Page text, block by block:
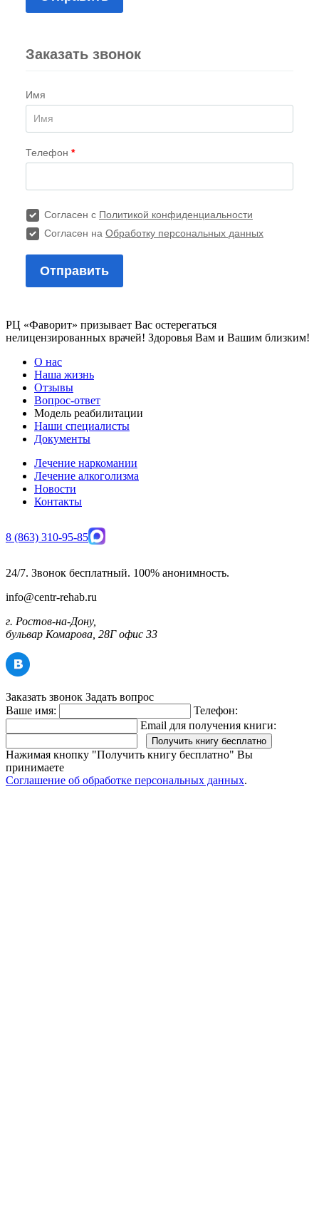
РЦ «Фаворит» призывает Вас остерегаться
нелицензированных врачей! Здоровья Вам и Вашим близким!
О нас
Наша жизнь
Отзывы
Вопрос-ответ
Модель реабилитации
Наши специалисты
Документы
Лечение наркомании
Лечение алкоголизма
Новости
Контакты
8 (863) 310-95-85
24/7. Звонок бесплатный. 100% анонимность.
info@centr-rehab.ru
г. Ростов-на-Дону,
бульвар Комарова, 28Г офис 33
Заказать звонок Задать вопрос
Ваше имя:
Телефон:
Email для получения книги:
Нажимая кнопку "Получить книгу бесплатно" Вы
принимаете
Соглашение об обработке персональных данных.